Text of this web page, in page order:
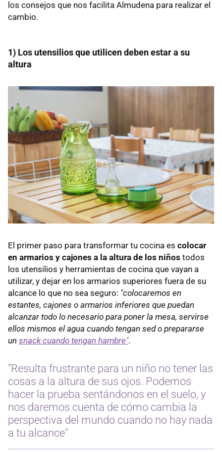
los consejos que nos facilita Almudena para realizar el
cambio.
1) Los utensilios que utilicen deben estar a su
altura
El primer paso para transformar tu cocina es colocar
en armarios y cajones a la altura de los niños todos
los utensilios y herramientas de cocina que vayan a
utilizar, y dejar en los armarios superiores fuera de su
alcance lo que no sea seguro: "colocaremos en
estantes, cajones o armarios inferiores que puedan
alcanzar todo lo necesario para poner la mesa, servirse
ellos mismos el agua cuando tengan sed o prepararse
un snack cuando tengan hambre".
"Resulta frustrante para un niño no tener las
cosas a la altura de sus ojos. Podemos
hacer la prueba sentándonos en el suelo, y
nos daremos cuenta de cómo cambia la
perspectiva del mundo cuando no hay nada
a tu alcance"